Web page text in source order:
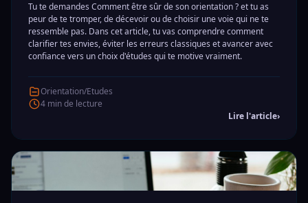
Tu te demandes Comment être sûr de son orientation ? et tu as
peur de te tromper, de décevoir ou de choisir une voie qui ne te
ressemble pas. Dans cet article, tu vas comprendre comment
clarifier tes envies, éviter les erreurs classiques et avancer avec
confiance vers un choix d'études qui te motive vraiment.
Orientation/Etudes
4 min de lecture
Lire l'article›